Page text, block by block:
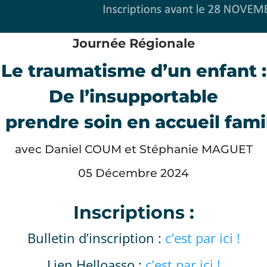
Journée Régionale
Le traumatisme d’un enfant :
De l’insupportable
prendre soin en accueil
avec Daniel COUM et Stéphanie MAGUET
05 Décembre 2024
Inscriptions :
Bulletin d’inscription : c’est par ici !